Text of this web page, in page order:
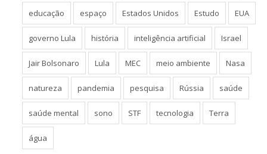
educação espaço Estados Unidos Estudo EUA
governo Lula história inteligência artificial Israel
Jair Bolsonaro Lula MEC meio ambiente Nasa
natureza pandemia pesquisa Rússia saúde
saúde mental sono STF tecnologia Terra
água